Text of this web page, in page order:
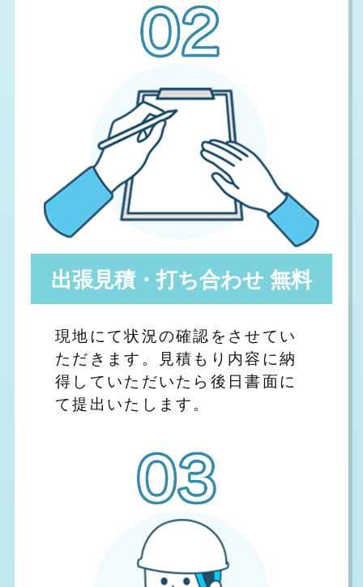
出張見積・打ち合わせ 無料
現地にて状況の確認をさせてい
ただきます。見積もり内容に納
得していただいたら後日書面に
て提出いたします。